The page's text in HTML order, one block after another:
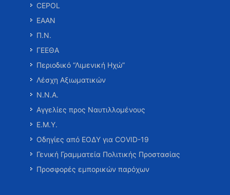
CEPOL
ΕΑΑΝ
Π.Ν.
ΓΕΕΘΑ
Περιοδικό “Λιμενική Ηχώ”
Λέσχη Αξιωματικών
Ν.Ν.Α.
Αγγελίες προς Ναυτιλλομένους
Ε.Μ.Υ.
Οδηγίες από ΕΟΔΥ για COVID-19
Γενική Γραμματεία Πολιτικής Προστασίας
Προσφορές εμπορικών παρόχων